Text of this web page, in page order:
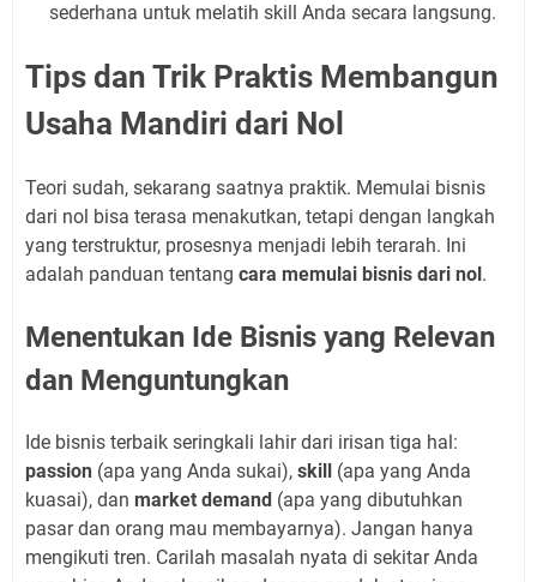
sederhana untuk melatih skill Anda secara langsung.
Tips dan Trik Praktis Membangun
Usaha Mandiri dari Nol
Teori sudah, sekarang saatnya praktik. Memulai bisnis
dari nol bisa terasa menakutkan, tetapi dengan langkah
yang terstruktur, prosesnya menjadi lebih terarah. Ini
adalah panduan tentang cara memulai bisnis dari nol .
Menentukan Ide Bisnis yang Relevan
dan Menguntungkan
Ide bisnis terbaik seringkali lahir dari irisan tiga hal:
passion (apa yang Anda sukai), skill
(apa yang Anda
kuasai), dan market demand (apa yang dibutuhkan
pasar dan orang mau membayarnya). Jangan hanya
mengikuti tren. Carilah masalah nyata di sekitar Anda